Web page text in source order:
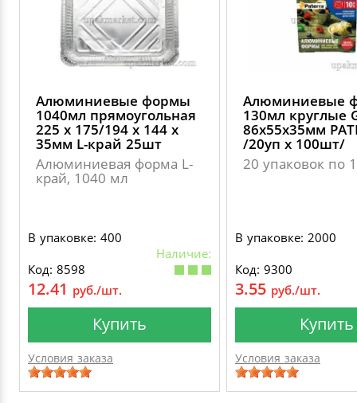
Алюминиевые формы
1040мл прямоугольная
225 х 175/194 х 144 х
35мм L-край 25шт
Алюминиевая форма L-
край, 1040 мл
В упаковке: 400
Наличие:
Код: 8598
12.41 руб./шт.
Купить
Условия заказа
Алюминиевые
130мл круглые
86х55х35мм
/20уп х 100шт/
20 упаковок по
В упаковке: 2000
Код: 9300
3.55 руб./шт.
Купить
Условия заказа